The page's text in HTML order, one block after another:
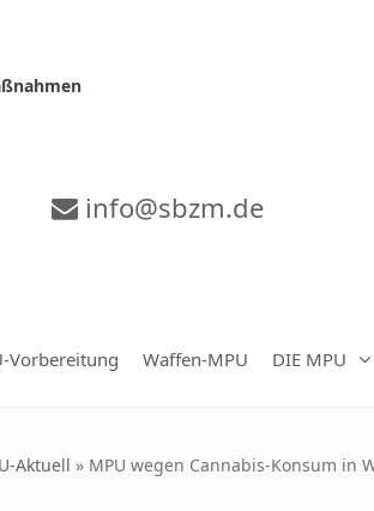
info@sbzm.de
Vorbereitung Waffen-MPU DIE MPU
Aktuell » MPU wegen Cannabis-Konsum in